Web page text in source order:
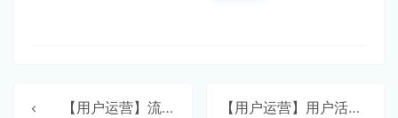
【用户运营】流量转化全解析 【用户运营】用户活跃度指标